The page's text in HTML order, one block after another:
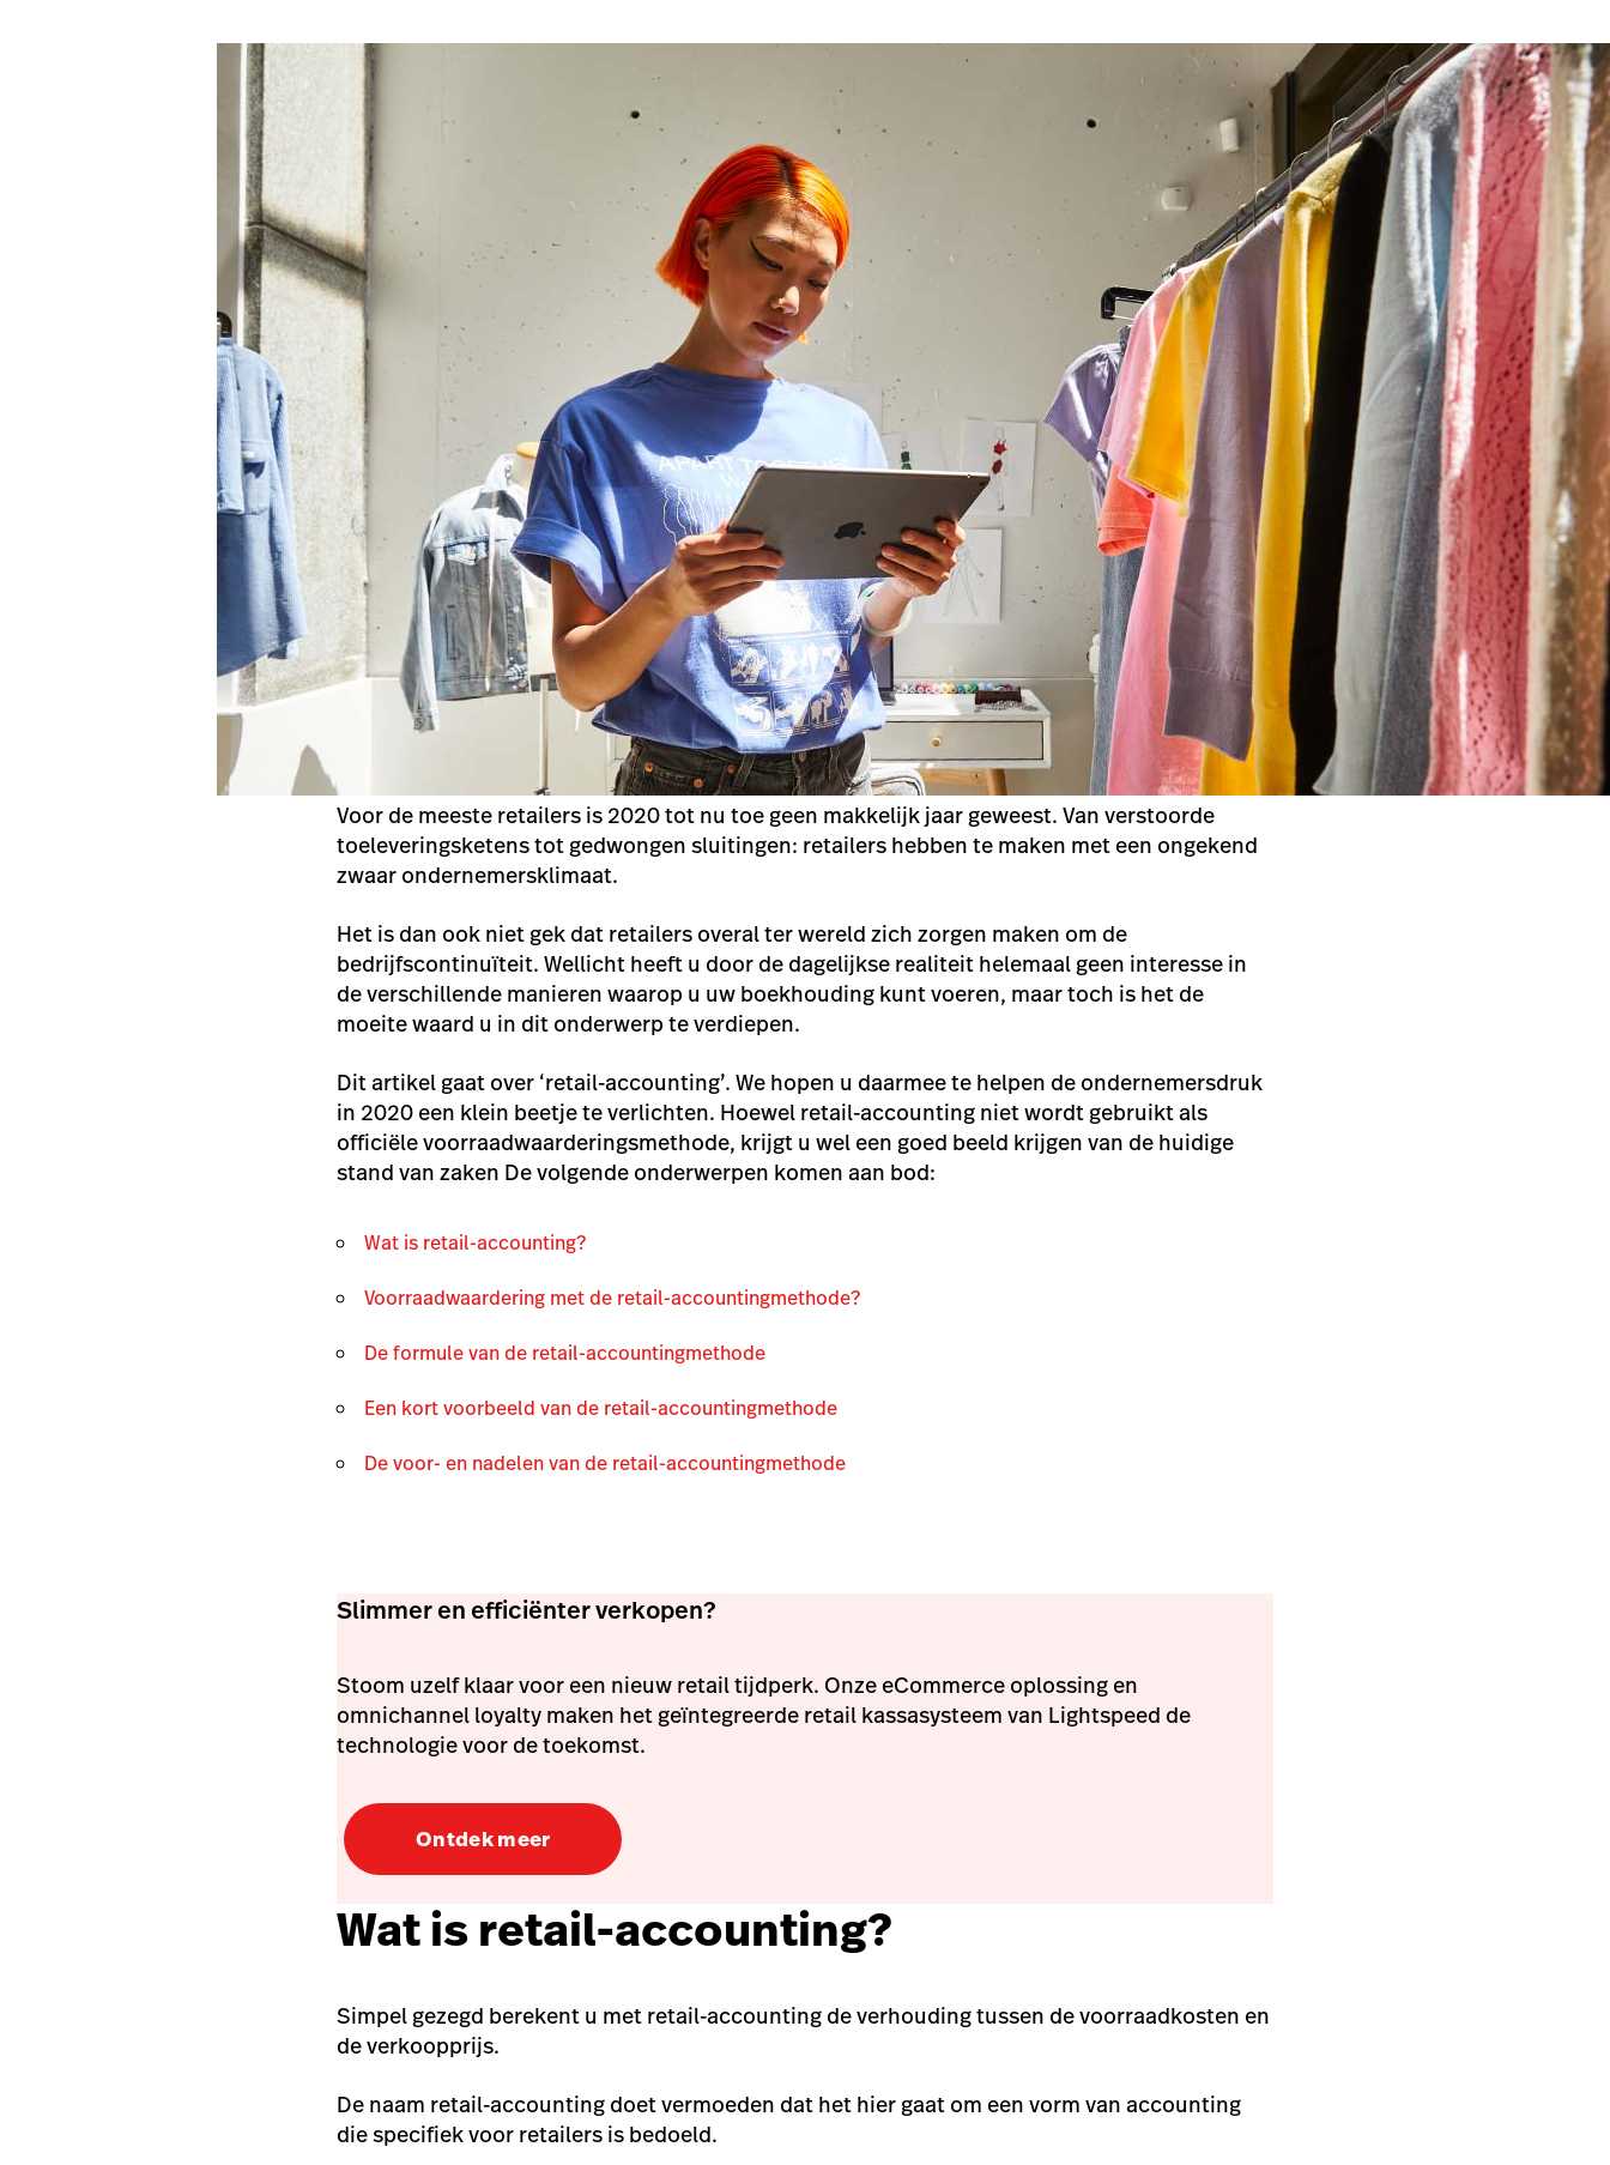
Voor de meeste retailers is 2020 tot nu toe geen makkelijk jaar geweest. Van verstoorde
toeleveringsketens tot gedwongen sluitingen: retailers hebben te maken met een ongekend
zwaar ondernemersklimaat.
Het is dan ook niet gek dat retailers overal ter wereld zich zorgen maken om de
bedrijfscontinuïteit. Wellicht heeft u door de dagelijkse realiteit helemaal geen interesse in
de verschillende manieren waarop u uw boekhouding kunt voeren, maar toch is het de
moeite waard u in dit onderwerp te verdiepen.
Dit artikel gaat over ‘retail-accounting’. We hopen u daarmee te helpen de ondernemersdruk
in 2020 een klein beetje te verlichten. Hoewel retail-accounting niet wordt gebruikt als
officiële voorraadwaarderingsmethode, krijgt u wel een goed beeld krijgen van de huidige
stand van zaken De volgende onderwerpen komen aan bod:
Wat is retail-accounting?
Voorraadwaardering met de retail-accountingmethode?
De formule van de retail-accountingmethode
Een kort voorbeeld van de retail-accountingmethode
De voor- en nadelen van de retail-accountingmethode
Slimmer en efficiënter verkopen?
Stoom uzelf klaar voor een nieuw retail tijdperk. Onze eCommerce oplossing en
omnichannel loyalty maken het geïntegreerde retail kassasysteem van Lightspeed de
technologie voor de toekomst.
Ontdek meer
Wat is retail-accounting?
Simpel gezegd berekent u met retail-accounting de verhouding tussen de voorraadkosten en
de verkoopprijs.
De naam retail-accounting doet vermoeden dat het hier gaat om een vorm van accounting
die specifiek voor retailers is bedoeld.